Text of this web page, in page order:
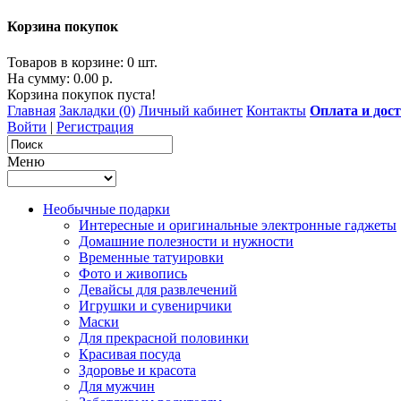
Корзина покупок
Товаров в корзине: 0 шт.
На сумму: 0.00 р.
Корзина покупок пуста!
Главная Закладки (0) Личный кабинет Контакты Оплата и
Войти | Регистрация
Меню
Необычные подарки
Интересные и оригинальные электронные гаджеты
Домашние полезности и нужности
Временные татуировки
Фото и живопись
Девайсы для развлечений
Игрушки и сувенирчики
Маски
Для прекрасной половинки
Красивая посуда
Здоровье и красота
Для мужчин